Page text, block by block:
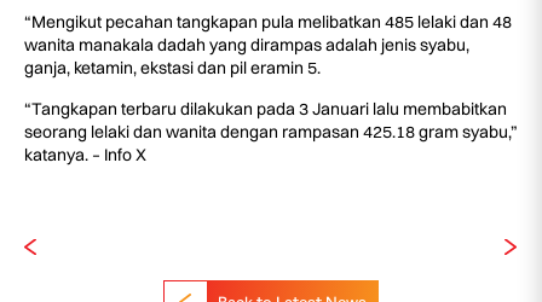
“Mengikut pecahan tangkapan pula melibatkan 485 lelaki dan 48
wanita manakala dadah yang dirampas adalah jenis syabu,
ganja, ketamin, ekstasi dan pil eramin 5.
“Tangkapan terbaru dilakukan pada 3 Januari lalu membabitkan
seorang lelaki dan wanita dengan rampasan 425.18 gram syabu,”
katanya. – Info X